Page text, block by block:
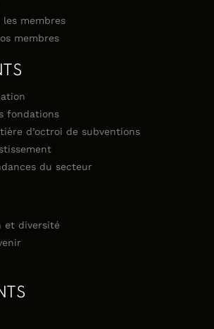
les membres
membres
fondations
d’octroi de subventions
du secteur
et diversité